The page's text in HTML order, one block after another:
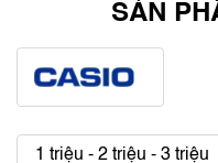
SẢN
1 triệu - 2 triệu - 3 triệu